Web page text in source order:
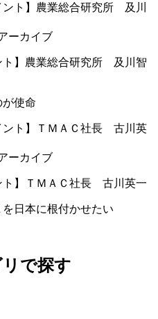
ーカイブ
ト】農業総合研究所 及川智
使命
ーカイブ
ト】ＴＭＡＣ社長 古川英一
日本に根付かせたい
で探す